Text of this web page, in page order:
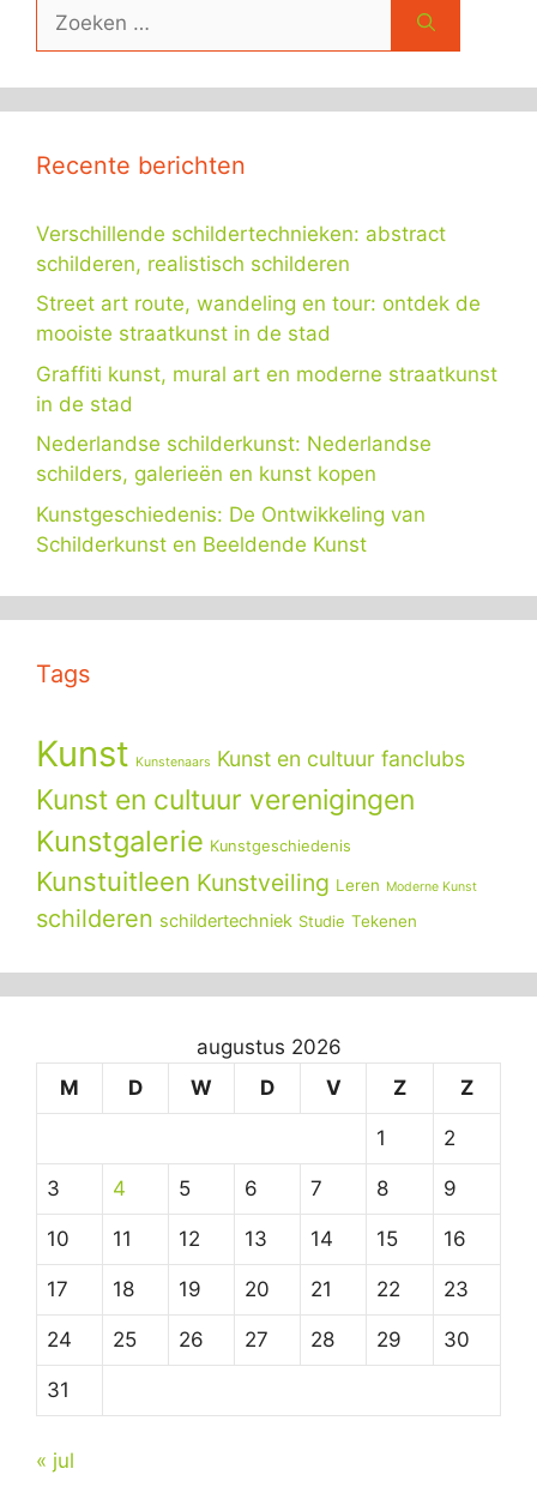
naar:
Recente berichten
Verschillende schildertechnieken: abstract
schilderen, realistisch schilderen
Street art route, wandeling en tour: ontdek de
mooiste straatkunst in de stad
Graffiti kunst, mural art en moderne straatkunst
in de stad
Nederlandse schilderkunst: Nederlandse
schilders, galerieën en kunst kopen
Kunstgeschiedenis: De Ontwikkeling van
Schilderkunst en Beeldende Kunst
Tags
Kunst Kunstenaars Kunst en cultuur fanclubs
Kunst en cultuur verenigingen
Kunstgalerie Kunstgeschiedenis
Kunstuitleen Kunstveiling Leren Moderne Kunst
schilderen schildertechniek Studie Tekenen
augustus 2026
M
D W D V Z Z
1 2
3 4 5 6 7 8 9
10 11 12 13 14 15 16
17 18 19 20 21 22 23
24 25 26 27 28 29 30
31
« jul